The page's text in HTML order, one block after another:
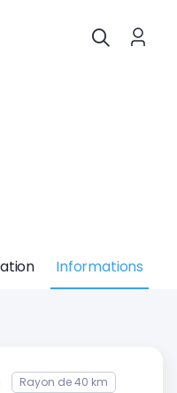
Informations
Rayon de 40 km